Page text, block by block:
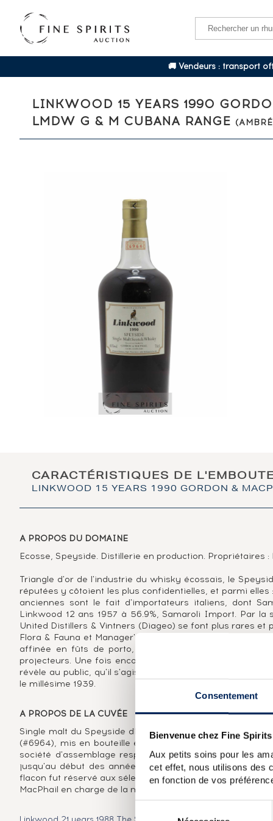
Consentement
Bienvenue chez Fine
Aux petits soins pour les
cet effet, nous utilisons des
en fonction de vos
🚚 Vendeurs : transport
LINKWOOD 15 YEARS 1990
LMDW G & M CUBANA RANGE
CARACTÉRISTIQUES DE
LINKWOOD 15 YEARS 1990 GORDON &
A PROPOS DU DOMAINE
Ecosse, Speyside. Distillerie en production. Propriétaires :
Triangle d'or de l'industrie du whisky écossais, le
réputées y côtoient les plus confidentielles, et parmi
anciennes sont le fait d'importateurs italiens, dont
Linkwood 12 ans 1957 à 56.9%, Samaroli Import. Par
United Distillers & Vintners (Diageo) se font plus rares et
Flora & Fauna et Manager's Dram. Il faut attendre le
affinée en fûts de porto, de rhum et de vin rouge,
projecteurs. Une fois encore, c'est le négoce, dont
révèle au public, qu'il s'agisse des vieillissements en ex
le millésime 1939.
A PROPOS DE LA CUVÉE
Single malt du Speyside distillé en 1990, issu d'un
(#6964), mis en bouteille en 2009. A noter la mention «
société d'assemblage responsable des blends
jusqu'au début des années 1990 malgré son
flacon fut réservé aux sélections de la société La
MacPhail en charge de la mise en bouteille. Un flacon